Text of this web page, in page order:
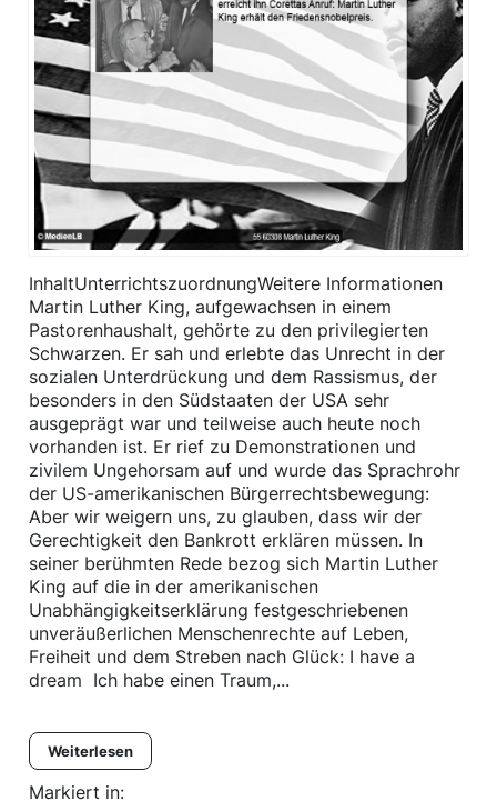
InhaltUnterrichtszuordnungWeitere Informationen ​
Martin Luther King, aufgewachsen in einem
Pastorenhaushalt, gehörte zu den privilegierten
Schwarzen. Er sah und erlebte das Unrecht in der
sozialen Unterdrückung und dem Rassismus, der
besonders in den Südstaaten der USA sehr
ausgeprägt war und teilweise auch heute noch
vorhanden ist. Er rief zu Demonstrationen und
zivilem Ungehorsam auf und wurde das Sprachrohr
der US-amerikanischen Bürgerrechtsbewegung:
Aber wir weigern uns, zu glauben, dass wir der
Gerechtigkeit den Bankrott erklären müssen. In
seiner berühmten Rede bezog sich Martin Luther
King auf die in der amerikanischen
Unabhängigkeitserklärung festgeschriebenen
unveräußerlichen Menschenrechte auf Leben,
Freiheit und dem Streben nach Glück: I have a
dream  Ich habe einen Traum,...
Weiterlesen
Markiert in: